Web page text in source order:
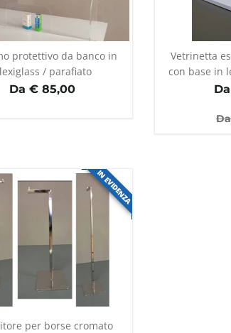
protettivo da banco in
/ parafiato
Da € 85,00
Vetrinetta
con base in
IN EVIDENZA
per borse cromato